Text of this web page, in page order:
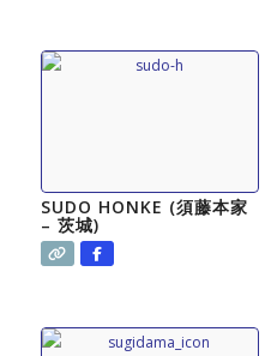
SUDO HONKE (須藤本家
– 茨城)